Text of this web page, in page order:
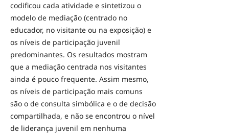
codificou cada atividade e sintetizou o
modelo de mediação (centrado no
educador, no visitante ou na exposição) e
os níveis de participação juvenil
predominantes. Os resultados mostram
que a mediação centrada nos visitantes
ainda é pouco frequente. Assim mesmo,
os níveis de participação mais comuns
são o de consulta simbólica e o de decisão
compartilhada, e não se encontrou o nível
de liderança juvenil em nenhuma